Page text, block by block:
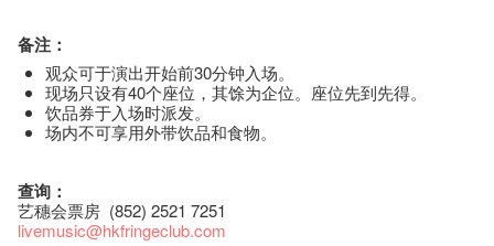
备注：
观众可于演出开始前30分钟入场。
现场只设有40个座位，其馀为企位。座位先到先得。
饮品券于入场时派发。
场内不可享用外带饮品和食物。
查询：
艺穗会票房 (852) 2521 7251
livemusic@hkfringeclub.com